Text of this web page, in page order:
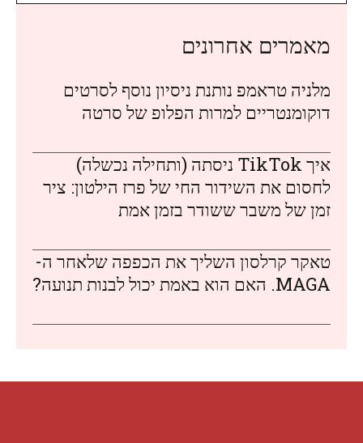
מאמרים אחרונים
מלניה טראמפ נותנת ניסיון נוסף לסרטים
דוקומנטריים למרות הפלופ של סרטה
איך TikTok ניסתה (ותחילה נכשלה)
לחסום את השידור החי של פרז הילטון: ציר
זמן של משבר ששודר בזמן אמת
טאקר קרלסון השליך את הכפפה שלאחר ה-
MAGA. האם הוא באמת יכול לבנות תנועה?